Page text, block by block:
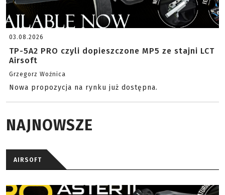
03.08.2026
TP-5A2 PRO czyli dopieszczone MP5 ze stajni LCT
Airsoft
Grzegorz Woźnica
Nowa propozycja na rynku już dostępna.
NAJNOWSZE
AIRSOFT